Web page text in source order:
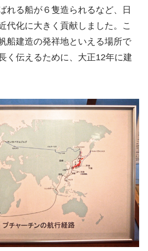
れる船が６隻造られるなど、日
代化に大きく貢献しました。こ
船建造の発祥地といえる場所で
く伝えるために、大正12年に建